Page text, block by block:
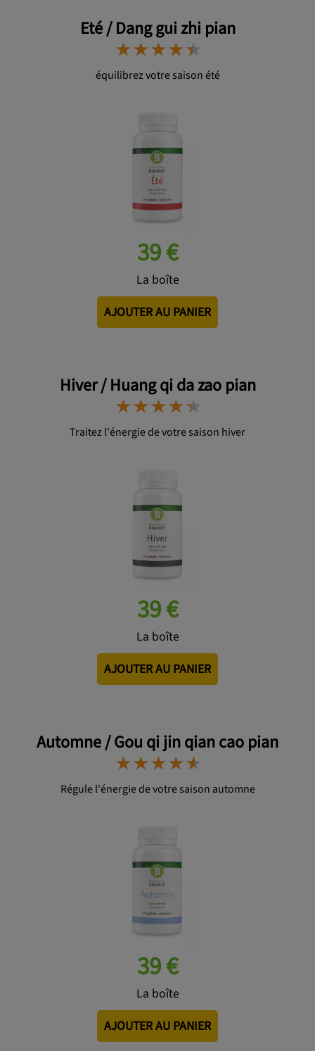
Eté / Dang gui zhi pian
⋆⋆⋆⋆⋆
⋆⋆⋆⋆⋆
équilibrez votre saison été
39 €
La boîte
AJOUTER AU PANIER
Hiver / Huang qi da zao pian
⋆⋆⋆⋆⋆
⋆⋆⋆⋆⋆
Traitez l'énergie de votre saison hiver
39 €
La boîte
AJOUTER AU PANIER
Automne / Gou qi jin qian cao pian
⋆⋆⋆⋆⋆
⋆⋆⋆⋆⋆
Régule l'énergie de votre saison automne
39 €
La boîte
AJOUTER AU PANIER